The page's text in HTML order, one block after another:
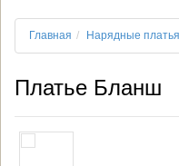
Главная Нарядные платья
Платье Бланш